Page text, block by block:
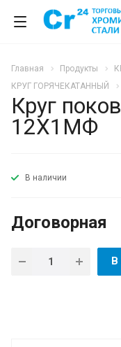
Главная Продукты
КРУГ ГОРЯЧЕКАТАННЫЙ
Круг
12Х1МФ
В наличии
Договорная
В